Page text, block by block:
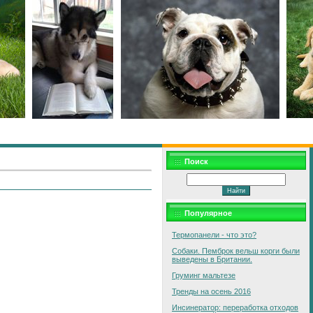
Поиск
Популярное
Термопанели - что это?
Собаки. Пемброк вельш корги были
выведены в Британии.
Груминг мальтезе
Тренды на осень 2016
Инсинератор: переработка отходов